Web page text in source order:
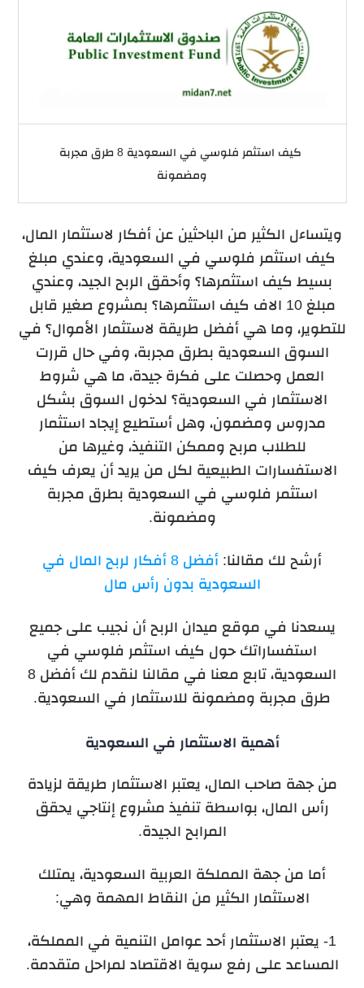
كيف استثمر فلوسي في السعودية 8 طرق مجربة
ومضمونة
ويتساءل الكثير من الباحثين عن أفكار لاستثمار المال،
كيف استثمر فلوسي في السعودية، وعندي مبلغ
بسيط كيف استثمرها؟ وأحقق الربح الجيد، وعندي
مبلغ 10 الاف كيف استثمرها؟ بمشروع صغير قابل
للتطوير، وما هي أفضل طريقة لاستثمار الأموال؟ في
السوق السعودية بطرق مجربة، وفي حال قررت
العمل وحصلت على فكرة جيدة، ما هي شروط
الاستثمار في السعودية؟ لدخول السوق بشكل
مدروس ومضمون، وهل أستطيع إيجاد استثمار
للطلاب مربح وممكن التنفيذ، وغيرها من
الاستفسارات الطبيعية لكل من يريد أن يعرف كيف
استثمر فلوسي في السعودية بطرق مجربة
ومضمونة.
أرشح لك مقالنا:
أفضل 8 أفكار لربح المال في
السعودية بدون رأس مال
يسعدنا في موقع ميدان الربح أن نجيب على جميع
استفساراتك حول كيف استثمر فلوسي في
السعودية، تابع معنا في مقالنا لنقدم لك أفضل 8
طرق مجربة ومضمونة للاستثمار في السعودية.
أهمية الاستثمار في السعودية
من جهة صاحب المال، يعتبر الاستثمار طريقة لزيادة
رأس المال، بواسطة تنفيذ مشروع إنتاجي يحقق
المرابح الجيدة.
أما من جهة المملكة العربية السعودية، يمتلك
الاستثمار الكثير من النقاط المهمة وهي:
1- يعتبر الاستثمار أحد عوامل التنمية في المملكة،
المساعد على رفع سوية الاقتصاد لمراحل متقدمة.